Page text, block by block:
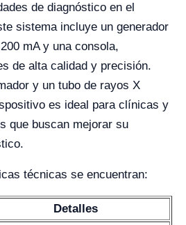
de diagnóstico en el
sistema incluye un generador
mA y una consola,
de alta calidad y precisión.
y un tubo de rayos X
es ideal para clínicas y
que buscan mejorar su
técnicas se encuentran:
Detalles